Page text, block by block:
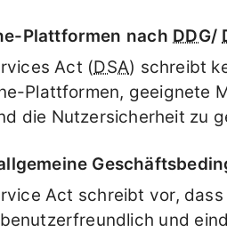
Plattformen nach DDG/
Act (DSA) schreibt
Plattformen, geeignete
die Nutzersicherheit zu
Act schreibt vor,
und